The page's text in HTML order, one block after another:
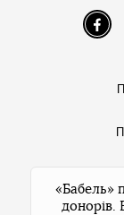
«Бабель»
донорів.